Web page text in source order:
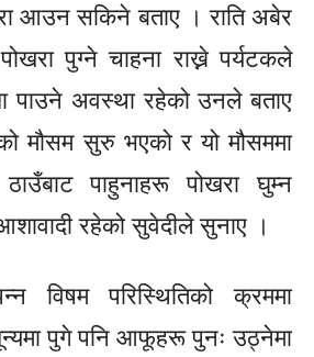
आउन सकिने बताए । राति अबेर
पुग्ने चाहना राख्ने पर्यटकले
पाउने अवस्था रहेको उनले बताए
मौसम सुरु भएको र यो मौसममा
पाहुनाहरू पोखरा घुम्न
रहेको सुवेदीले सुनाए ।
विषम परिस्थितिको क्रममा
पुगे पनि आफूहरू पुनः उठ्नेमा